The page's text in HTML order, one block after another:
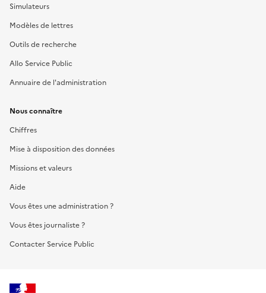
Simulateurs
Modèles de lettres
Outils de recherche
Allo Service Public
Annuaire de l'administration
Nous connaître
Chiffres
Mise à disposition des données
Missions et valeurs
Aide
Vous êtes une administration ?
Vous êtes journaliste ?
Contacter Service Public